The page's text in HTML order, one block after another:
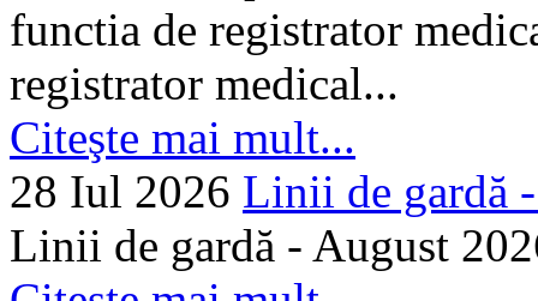
functia de registrator
registrator medical...
Citeşte mai mult...
28 Iul 2026 Linii de gardă
Linii de gardă - August